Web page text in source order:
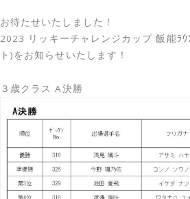
お待たせいたしました！
2023 リッキーチャレンジカップ 飯能ﾗ
ト)をお知らせいたします！
３歳クラス A決勝